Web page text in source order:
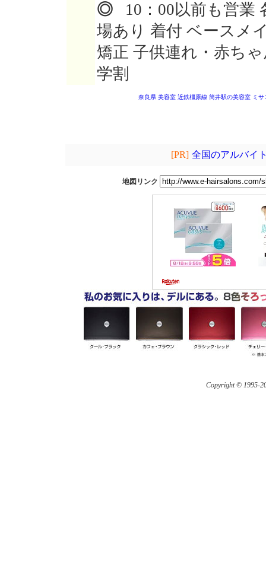
◎ 10：00以前も営業
場あり 着付 ベースメ
矯正 子供連れ・赤ち
学割
奈良県 美容室 近鉄橿原線 筒井駅の美容室 ミ
[PR] 全国のアルバイ
地図リンク
Copyright © 1995-